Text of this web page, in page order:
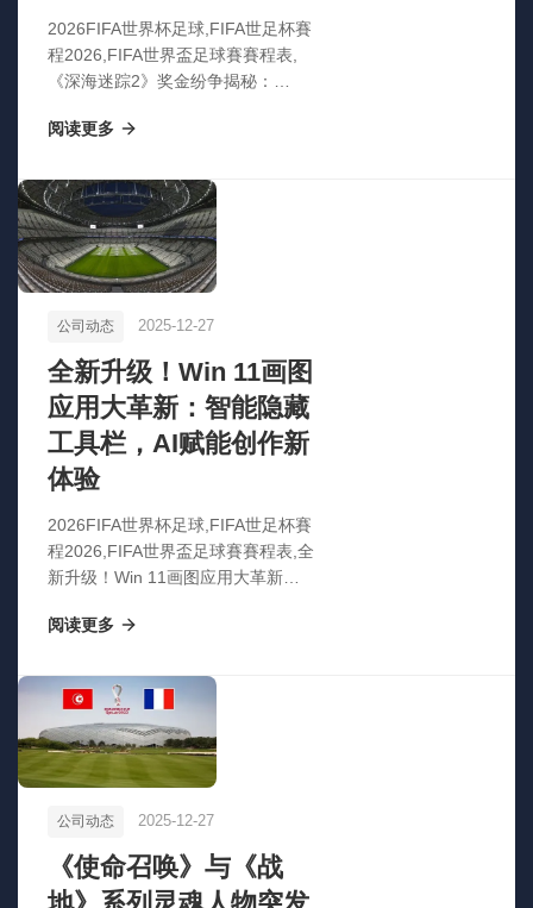
2026FIFA世界杯足球,FIFA世足杯賽
程2026,FIFA世界盃足球賽賽程表,
《深海迷踪2》奖金纷争揭秘：
阅读更多
公司动态 2025-12-27
全新升级！Win 11画图
应用大革新：智能隐藏
工具栏，AI赋能创作新
体验
2026FIFA世界杯足球,FIFA世足杯賽
程2026,FIFA世界盃足球賽賽程表,全
新升级！Win 11画图应用大革新：
阅读更多
公司动态 2025-12-27
《使命召唤》与《战